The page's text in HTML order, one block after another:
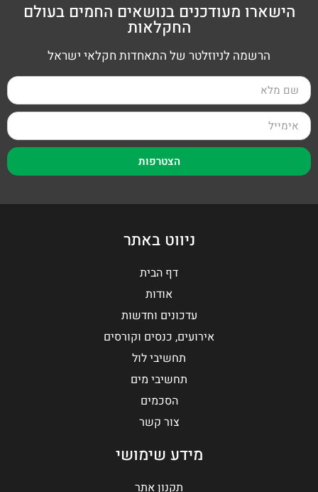
הישארו מעודכנים בנושאים החמים בעולם
החקלאות
הרשמה לניוזלטר של התאחדות חקלאי ישראל
הצטרפות
ניווט באתר
דף הבית
אודות
עדכונים וחדשות
אירועים, כנסים וקורסים
תחשיבי לול
תחשיבי מים
הסכמים
צור קשר
מידע שימושי
תקנון אתר